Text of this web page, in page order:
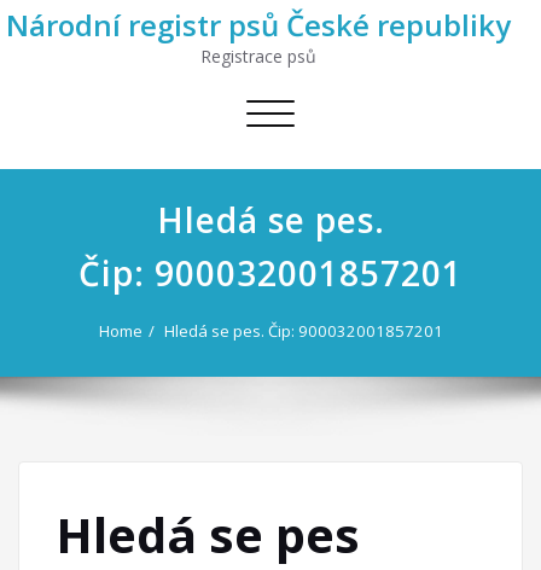
Národní registr psů České republiky
Registrace psů
Toggle
Hledá se pes.
Čip: 900032001857201
Home Hledá se pes. Čip: 900032001857201
Hledá se pes